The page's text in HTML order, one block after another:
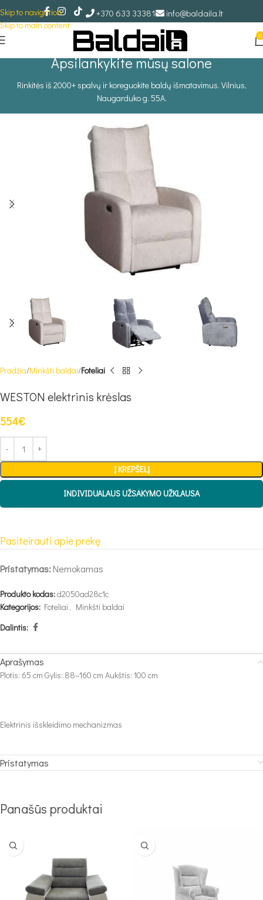
Skip to navigation
Skip to main content
+370 633 33381 info@baldaila.lt
0
Apsilankykite mūsų salone
Rinkitės iš 2000+ spalvų ir koreguokite baldų išmatavimus. Vilnius,
Naugarduko g. 55A.
Pradžia Minkšti baldai Foteliai
WESTON elektrinis krėslas
554€
Į KREPŠELĮ
INDIVIDUALAUS UŽSAKYMO UŽKLAUSA
Pasiteirauti apie prekę
Pristatymas:Nemokamas
Produkto kodas:d2050ad28c1c
Kategorijos: Foteliai , Minkšti baldai
Dalintis:
Aprašymas
Plotis: 65 cm Gylis: 88–160 cm Aukštis: 100 cm
Elektrinis išskleidimo mechanizmas
Pristatymas
Panašūs produktai